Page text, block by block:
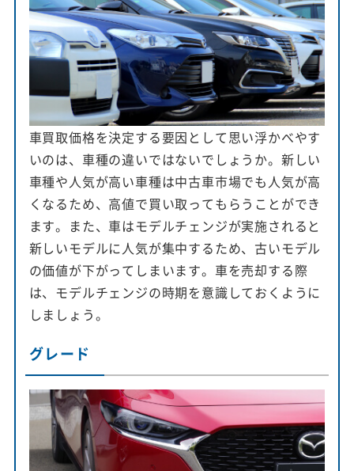
車買取価格を決定する要因として思い浮かべやす
いのは、車種の違いではないでしょうか。新しい
車種や人気が高い車種は中古車市場でも人気が高
くなるため、高値で買い取ってもらうことができ
ます。また、車はモデルチェンジが実施されると
新しいモデルに人気が集中するため、古いモデル
の価値が下がってしまいます。車を売却する際
は、モデルチェンジの時期を意識しておくように
しましょう。
グレード